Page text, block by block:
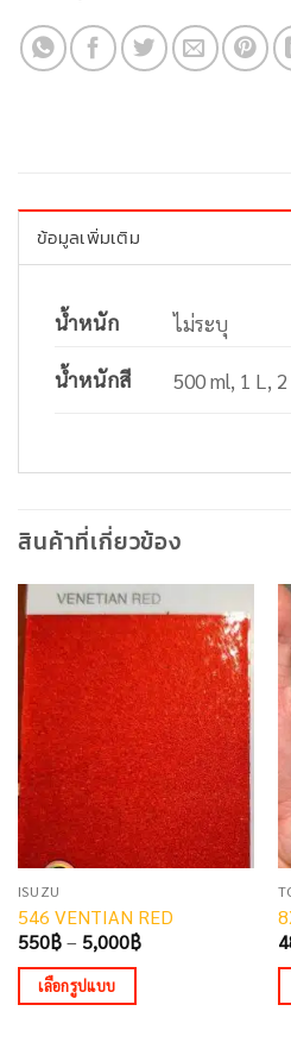
ข้อมูลเพิ่มเติม
น้ำหนัก ไม่ระบุ
น้ำหนักสี 500 ml, 1 L,
สินค้าที่เกี่ยวข้อง
ISUZU
546 VENTIAN RED
550฿ – 5,000฿Price
เลือกรูปแบบ